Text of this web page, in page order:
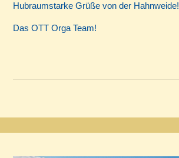
Hubraumstarke Grüße von der Hahnweide!
Das OTT Orga Team!